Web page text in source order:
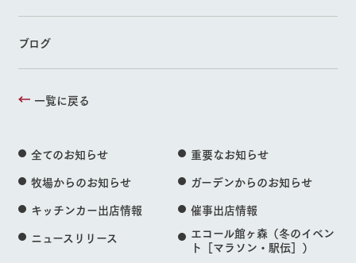
ブログ
一覧に戻る
全てのお知らせ
重要なお知らせ
牧場からのお知らせ
ガーデンからのお知らせ
キッチンカー出店情報
催事出店情報
ニュースリリース
エコール館ヶ森（冬のイベン
ト［マラソン・駅伝］）